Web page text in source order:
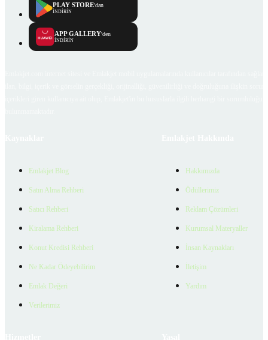
PLAY STORE'dan
İNDİRİN
APP GALLERY'den
İNDİRİN
Emlakjet Blog
Satın Alma Rehberi
Satıcı Rehberi
Kiralama Rehberi
Konut Kredisi Rehberi
Ne Kadar Ödeyebilirim
Emlak Değeri
Verilerimiz
Hakkımızda
Ödüllerimiz
Reklam Çözümleri
Kurumsal Materyaller
İnsan Kaynakları
İletişim
Yardım